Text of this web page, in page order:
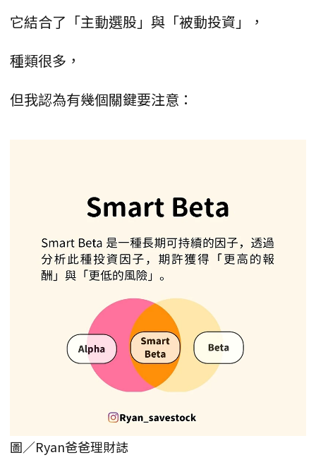
它結合了「主動選股」與「被動投資」，
種類很多，
但我認為有幾個關鍵要注意：
圖／Ryan爸爸理財誌